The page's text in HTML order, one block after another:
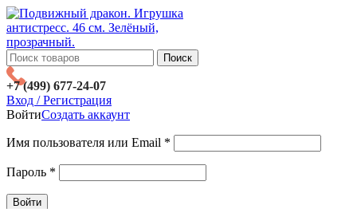
Поиск
+7 (499) 677-24-07
Вход / Регистрация
ВойтиСоздать аккаунт
Имя пользователя или Email *
Пароль *
Войти